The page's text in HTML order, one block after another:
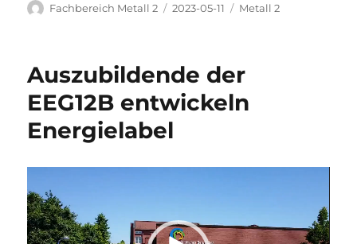
Autor
Fachbereich Metall 2
Veröffentlicht
2023-05-11 Kategorien
Metall 2
Auszubildende der
EEG12B entwickeln
Energielabel
Player